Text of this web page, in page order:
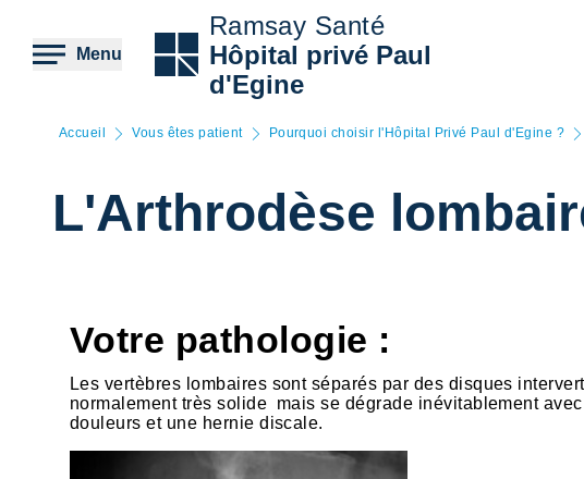
contenu
principal
Menu
Ramsay Santé
Hôpital privé Paul
d'Egine
Accueil Vous êtes patient Pourquoi choisir l'Hôpital Privé Paul d'Egine ?
L'Arthrodèse
Votre pathologie :
Les vertèbres lombaires sont séparés par des disques
normalement très solide mais se dégrade inévitablement
douleurs et une hernie discale.